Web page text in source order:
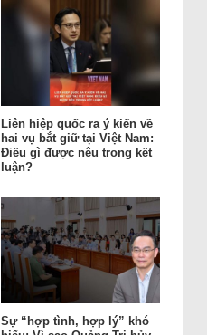
Liên hiệp quốc ra ý kiến về
hai vụ bắt giữ tại Việt Nam:
Điều gì được nêu trong kết
luận?
Sự “hợp tình, hợp lý” khó